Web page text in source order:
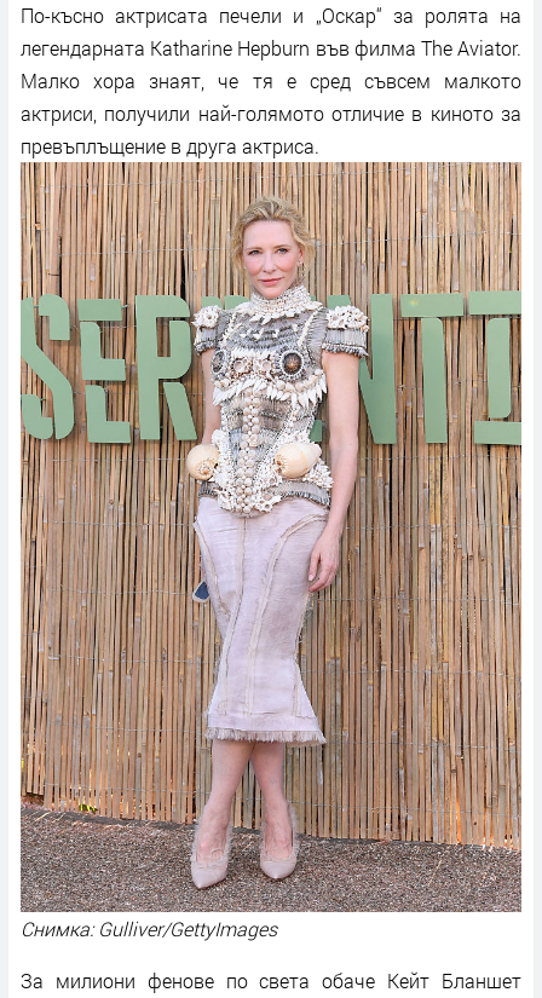
По-късно актрисата печели и „Оскар“ за ролята на
легендарната Katharine Hepburn във филма The Aviator.
Малко хора знаят, че тя е сред съвсем малкото
актриси, получили най-голямото отличие в киното за
превъплъщение в друга актриса.
Снимка: Gulliver/GettyImages
За милиони фенове по света обаче Кейт Бланшет